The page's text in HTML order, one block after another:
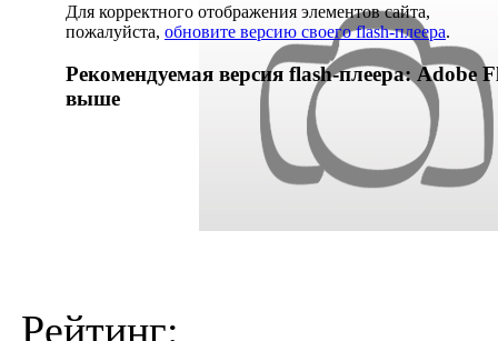
Для корректного отображения элементов сайта,
пожалуйста, обновите версию своего flash-плеера.
Рекомендуемая версия flash-плеера: Adobe
выше
Рейтинг: